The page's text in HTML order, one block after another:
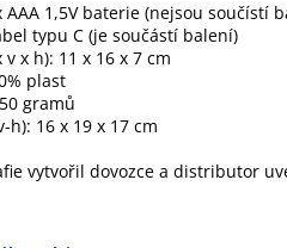
1,5V baterie (nejsou součístí
typu C (je součástí balení)
x h): 11 x 16 x 7 cm
plast
gramů
h): 16 x 19 x 17 cm
vytvořil dovozce a distributor